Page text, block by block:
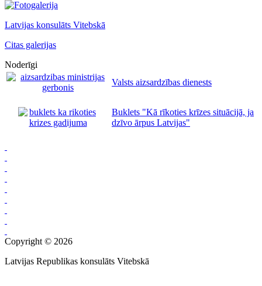
Latvijas konsulāts Vitebskā
Citas galerijas
Noderīgi
Valsts aizsardzības dienests
Buklets "Kā rīkoties krīzes situācijā, ja
dzīvo ārpus Latvijas"
Copyright © 2026
Latvijas Republikas konsulāts Vitebskā